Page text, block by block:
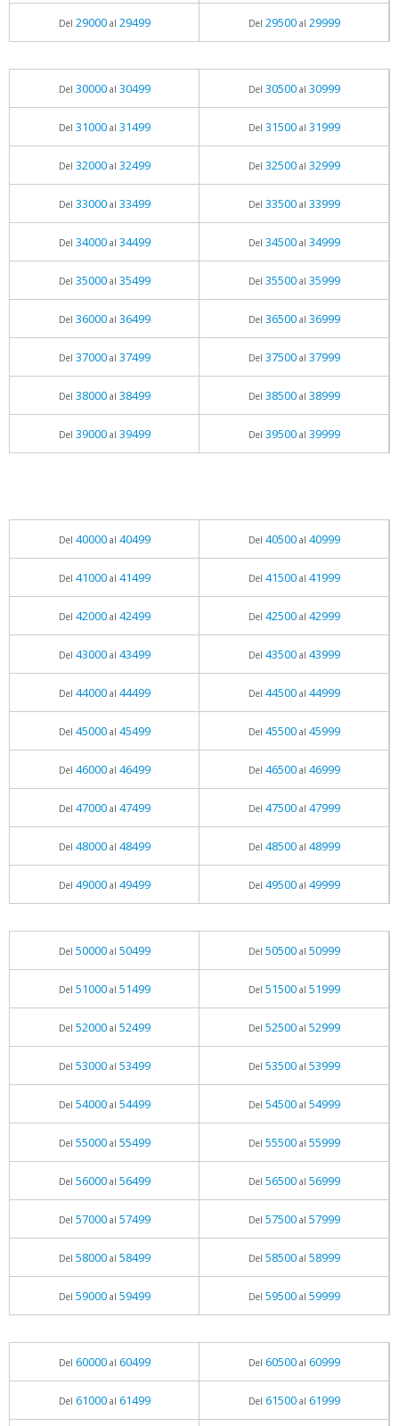
Del 29000al 29499 Del 29500al 29999
Del 30000al 30499 Del 30500al 30999
Del 31000al 31499 Del 31500al 31999
Del 32000al 32499 Del 32500al 32999
Del 33000al 33499 Del 33500al 33999
Del 34000al 34499 Del 34500al 34999
Del 35000al 35499 Del 35500al 35999
Del 36000al 36499 Del 36500al 36999
Del 37000al 37499 Del 37500al 37999
Del 38000al 38499 Del 38500al 38999
Del 39000al 39499 Del 39500al 39999
Del 40000al 40499 Del 40500al 40999
Del 41000al 41499 Del 41500al 41999
Del 42000al 42499 Del 42500al 42999
Del 43000al 43499 Del 43500al 43999
Del 44000al 44499 Del 44500al 44999
Del 45000al 45499 Del 45500al 45999
Del 46000al 46499 Del 46500al 46999
Del 47000al 47499 Del 47500al 47999
Del 48000al 48499 Del 48500al 48999
Del 49000al 49499 Del 49500al 49999
Del 50000al 50499 Del 50500al 50999
Del 51000al 51499 Del 51500al 51999
Del 52000al 52499 Del 52500al 52999
Del 53000al 53499 Del 53500al 53999
Del 54000al 54499 Del 54500al 54999
Del 55000al 55499 Del 55500al 55999
Del 56000al 56499 Del 56500al 56999
Del 57000al 57499 Del 57500al 57999
Del 58000al 58499 Del 58500al 58999
Del 59000al 59499 Del 59500al 59999
Del 60000al 60499 Del 60500al 60999
Del 61000al 61499 Del 61500al 61999